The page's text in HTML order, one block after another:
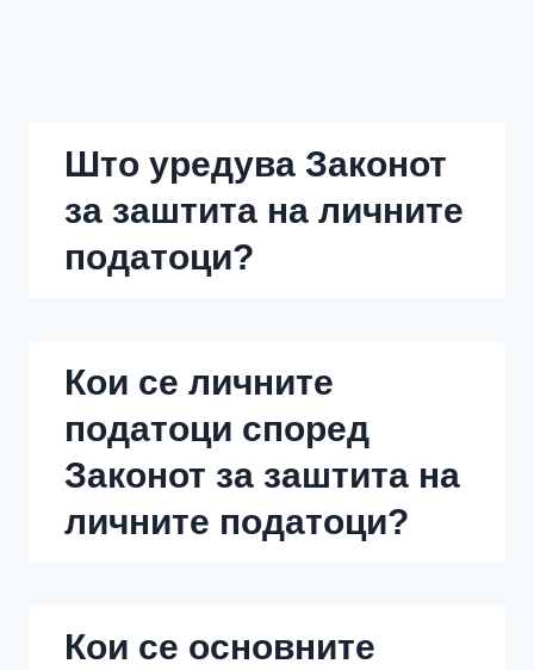
Што уредува Законот
за заштита на личните
податоци?
Кои се личните
податоци според
Законот за заштита на
личните податоци?
Кои се основните